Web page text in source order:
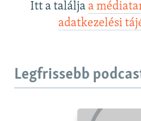
Itt a találja a
adatkezelési
Legfrissebb